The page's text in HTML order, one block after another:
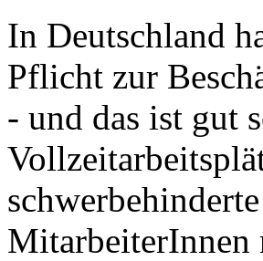
In Deutschland
Pflicht zur
- und das ist gut
MitarbeiterInnen